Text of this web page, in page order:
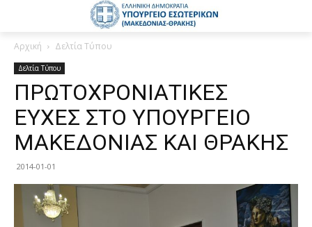
Αρχική Δελτία Τύπου
Δελτία Τύπου
ΠΡΩΤΟΧΡΟΝΙΑΤΙΚΕΣ
ΕΥΧΕΣ ΣΤΟ ΥΠΟΥΡΓΕΙΟ
ΜΑΚΕΔΟΝΙΑΣ ΚΑΙ ΘΡΑΚΗΣ
2014-01-01